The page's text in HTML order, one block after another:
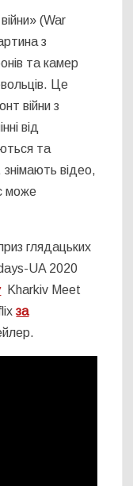
(War
з
та камер
Це
війни з
від
та
відео,
може
глядацьких
UA 2020
Kharkiv Meet
за